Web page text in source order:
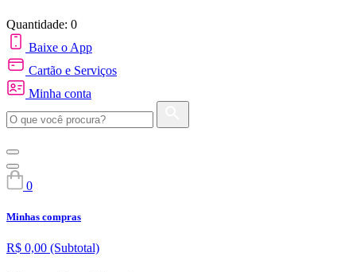
Quantidade: 0
Baixe o App
Cartão e Serviços
Minha conta
0
Minhas compras
R$ 0,00 (Subtotal)